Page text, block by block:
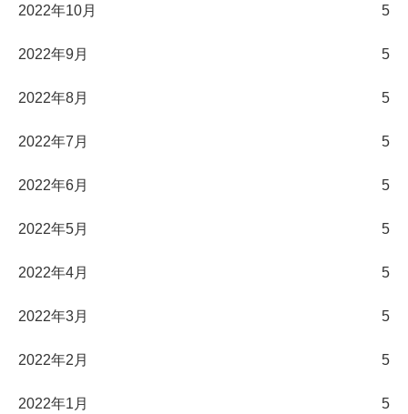
2022年10月 5
2022年9月 5
2022年8月 5
2022年7月 5
2022年6月 5
2022年5月 5
2022年4月 5
2022年3月 5
2022年2月 5
2022年1月 5